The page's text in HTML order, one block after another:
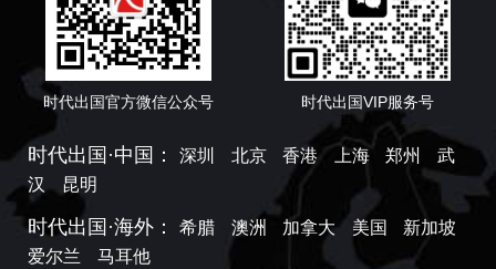
时代出国官方微信公众号 时代出国VIP服务号
时代出国·中国： 深圳 北京 香港 上海 郑州
武
汉
昆明
时代出国·海外： 希腊 澳洲 加拿大 美国
新加坡
爱尔兰
马耳他